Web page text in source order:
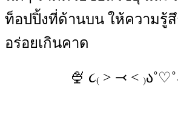
ท็อปปิ้งที่ด้านบน ให้ความรู้
อร่อยเกินคาด
🍨 ૮₍ ˃ ⤙ ˂